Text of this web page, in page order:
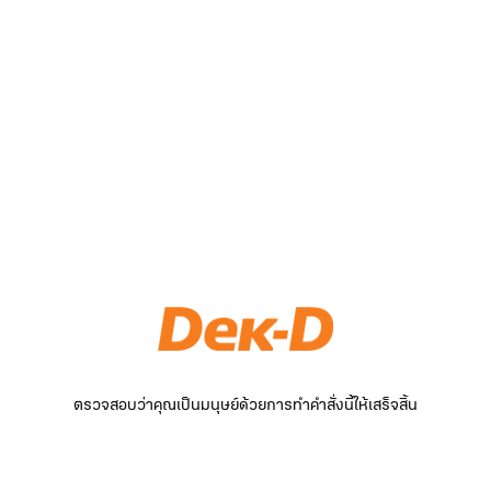
ตรวจสอบว่าคุณเป็นมนุษย์ด้วยการทำคำสั่งนี้ให้เสร็จสิ้น